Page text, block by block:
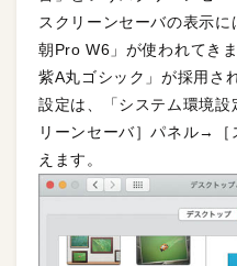
スクリーンセーバの表示
朝Pro W6」が使われてき
紫A丸ゴシック」が採用さ
設定は、「システム環境設
リーンセーバ］パネル→［
えます。